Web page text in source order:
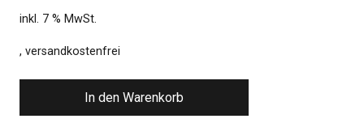
inkl. 7 % MwSt.
, versandkostenfrei
In den Warenkorb